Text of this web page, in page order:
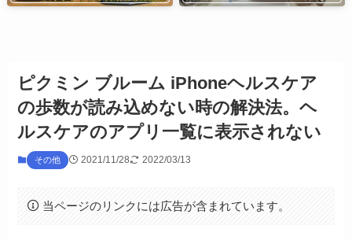
ピクミン ブルーム iPhoneヘルスケア
の歩数が読み込めない時の解決法。ヘ
ルスケアのアプリ一覧に表示されない
その他 2021/11/28 2022/03/13
当ページのリンクには広告が含まれています。